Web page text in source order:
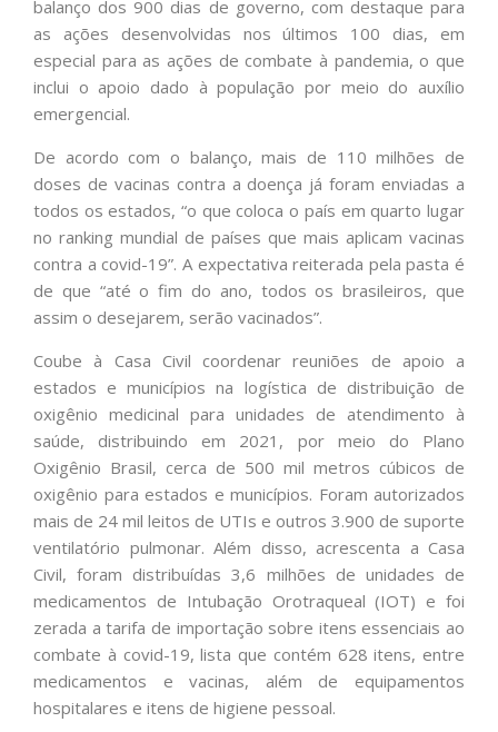
balanço dos 900 dias de governo, com destaque para
as ações desenvolvidas nos últimos 100 dias, em
especial para as ações de combate à pandemia, o que
inclui o apoio dado à população por meio do auxílio
emergencial.
De acordo com o balanço, mais de 110 milhões de
doses de vacinas contra a doença já foram enviadas a
todos os estados, “o que coloca o país em quarto lugar
no ranking mundial de países que mais aplicam vacinas
contra a covid-19”. A expectativa reiterada pela pasta é
de que “até o fim do ano, todos os brasileiros, que
assim o desejarem, serão vacinados”.
Coube à Casa Civil coordenar reuniões de apoio a
estados e municípios na logística de distribuição de
oxigênio medicinal para unidades de atendimento à
saúde, distribuindo em 2021, por meio do Plano
Oxigênio Brasil, cerca de 500 mil metros cúbicos de
oxigênio para estados e municípios. Foram autorizados
mais de 24 mil leitos de UTIs e outros 3.900 de suporte
ventilatório pulmonar. Além disso, acrescenta a Casa
Civil, foram distribuídas 3,6 milhões de unidades de
medicamentos de Intubação Orotraqueal (IOT) e foi
zerada a tarifa de importação sobre itens essenciais ao
combate à covid-19, lista que contém 628 itens, entre
medicamentos e vacinas, além de equipamentos
hospitalares e itens de higiene pessoal.